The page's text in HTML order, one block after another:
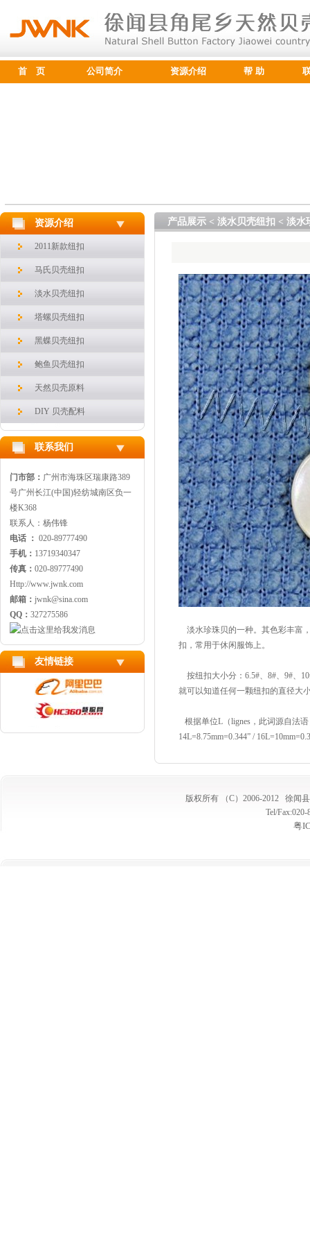
首 页 公司简介 资源介绍 帮 助
资源介绍
2011新款纽扣
马氏贝壳纽扣
淡水贝壳纽扣
塔螺贝壳纽扣
黑蝶贝壳纽扣
鲍鱼贝壳纽扣
天然贝壳原料
DIY 贝壳配料
联系我们
门市部： 广州市海珠区瑞康路389
号广州长江(中国)轻纺城南区负一
楼K368
联系人：杨伟锋
电话 ： 020-89777490
手机： 13719340347
传真： 020-89777490
Http://www.jwnk.com
邮箱： jwnk@sina.com
QQ： 327275586
友情链接
产品展示 < 淡水贝壳纽扣 < 淡水
淡水珍珠贝的一种。其色彩丰富
扣，常用于休闲服饰上。
按纽扣大小分：6.5#、8#、9#、
就可以知道任何一颗纽扣的直径大
根据单位L（lignes，此词源自法
14L=8.75mm=0.344” /
版权所有 （C）2006-2012 徐闻
Tel/
粤